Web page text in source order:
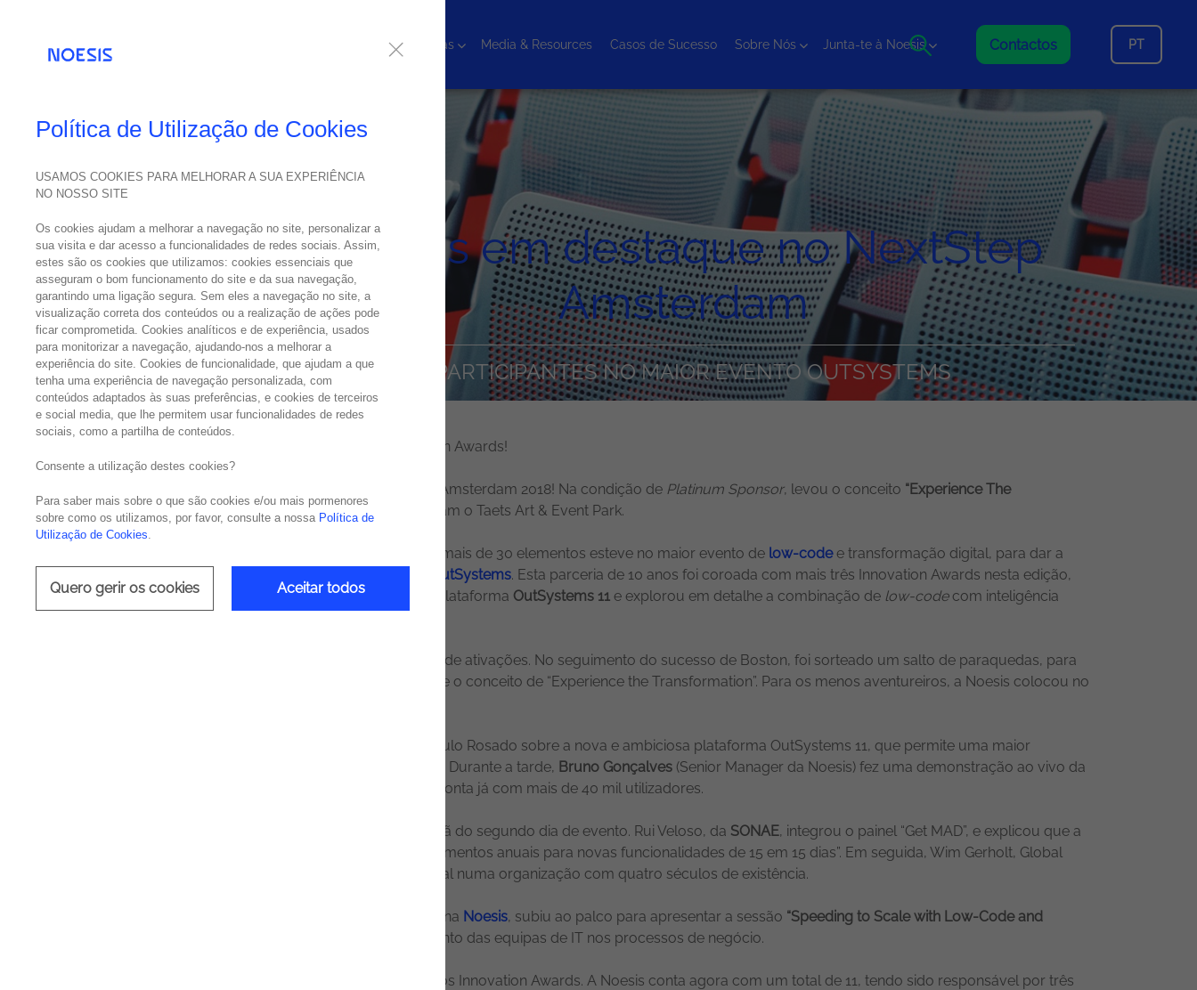
Tecnologias Media & Resources Casos de Sucesso Sobre Nós Junta-te à Noesis Contactos PT
2018
Noesis em destaque no NextStep
Amsterdam
MAIS DE 1500 PARTICIPANTES NO MAIOR EVENTO OUTSYSTEMS
foi Platinum Sponsor e venceu 3 Innovation Awards!
A Noesis esteve em grande destaque no NextStep Amsterdam 2018! Na condição de Platinum Sponsor, levou o conceito “Experience The
Transformation” aos 1500 participantes que encheram o Taets Art & Event Park.
Durante os dias 8 e 9 de outubro, uma comitiva de mais de 30 elementos esteve no maior evento de low-code e transformação digital, para dar a
OutSystems. Esta parceria de 10 anos foi coroada com mais três Innovation Awards nesta edição,
onde o recente unicórnio português apresentou a plataforma OutSystems 11 e explorou em detalhe a combinação de low-codecom inteligência
contou com um conjunto de ativações. No seguimento do sucesso de Boston, foi sorteado um salto de paraquedas, para
dar aos visitantes a oportunidade de viver realmente o conceito de “Experience the Transformation”. Para os menos aventureiros, a Noesis colocou no
O primeiro dia arrancou com a apresentação de Paulo Rosado sobre a nova e ambiciosa plataforma OutSystems 11, que permite uma maior
velocidade e escalabilidade face à sua antecessora. Durante a tarde, Bruno Gonçalves (Senior Manager da Noesis) fez uma demonstração ao vivo da
aplicação MyArval Mobile, um projeto Noesis que conta já com mais de 40 mil utilizadores.
Os clientes Noesis estiveram em evidência na manhã do segundo dia de evento. Rui Veloso, da SONAE, integrou o painel “Get MAD”, e explicou que a
“permitiu passar de 5 lançamentos anuais para novas funcionalidades de 15 em 15 dias”. Em seguida, Wim Gerholt, Global
, valorizou a transformação digital numa organização com quatro séculos de existência.
, Senior Manager de Agile Solutions na Noesis, subiu ao palco para apresentar a sessão “Speeding to Scale with Low-Code and
, realçando a importância do envolvimento das equipas de IT nos processos de negócio.
O NextStep Amsterdam culminou com a entrega dos Innovation Awards. A Noesis conta agora com um total de 11, tendo sido responsável por três
Política de Utilização de Cookies
USAMOS COOKIES PARA MELHORAR A SUA EXPERIÊNCIA
NO NOSSO SITE
Os cookies ajudam a melhorar a navegação no site, personalizar a
sua visita e dar acesso a funcionalidades de redes sociais. Assim,
estes são os cookies que utilizamos: cookies essenciais que
asseguram o bom funcionamento do site e da sua navegação,
garantindo uma ligação segura. Sem eles a navegação no site, a
visualização correta dos conteúdos ou a realização de ações pode
ficar comprometida. Cookies analíticos e de experiência, usados
para monitorizar a navegação, ajudando-nos a melhorar a
experiência do site. Cookies de funcionalidade, que ajudam a que
tenha uma experiência de navegação personalizada, com
conteúdos adaptados às suas preferências, e cookies de terceiros
e social media, que lhe permitem usar funcionalidades de redes
sociais, como a partilha de conteúdos.
Consente a utilização destes cookies?
Para saber mais sobre o que são cookies e/ou mais pormenores
sobre como os utilizamos, por favor, consulte a nossa Política de
Utilização de Cookies.
Quero gerir os cookies Aceitar todos